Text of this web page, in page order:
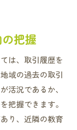
把握
は、取引履歴を
域の過去の取引
活況であるか、
把握できます。
り、近隣の教育